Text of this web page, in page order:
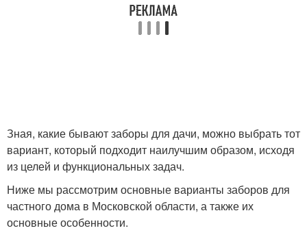
Зная, какие бывают заборы для дачи, можно выбрать тот
вариант, который подходит наилучшим образом, исходя
из целей и функциональных задач.
Ниже мы рассмотрим основные варианты заборов для
частного дома в Московской области, а также их
основные особенности.